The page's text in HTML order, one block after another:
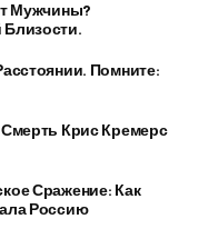
Мужчины?
Помните:
Крис Кремерс
Сражение: Как
Россию